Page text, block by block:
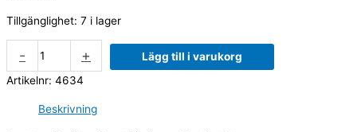
Tillgänglighet: 7 i lager
- +
Lägg till i varukorg
Artikelnr: 4634
Beskrivning